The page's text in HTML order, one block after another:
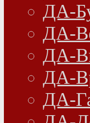
ДА-
ДА-
ДА-
ДА-
ДА-